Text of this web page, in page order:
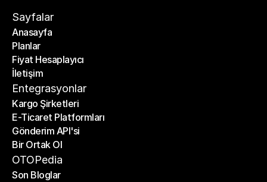
Sayfalar
Anasayfa
Anasayfa
Planlar
Planlar
Fiyat Hesaplayıcı
Fiyat Hesaplayıcı
İletişim
İletişim
Entegrasyonlar
Kargo Şirketleri
Kargo Şirketleri
E-Ticaret Platformları
E-Ticaret Platformları
Gönderim API'si
Gönderim API'si
Bir Ortak Ol
Bir Ortak Ol
OTOPedia
Son Bloglar